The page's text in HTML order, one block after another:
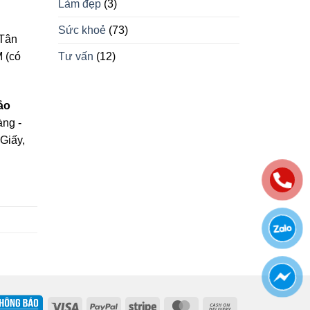
(có
-
Làm đẹp(3)
Sức khoẻ(73)
Tư vấn (12)
Visa PayPal Stripe MasterCard